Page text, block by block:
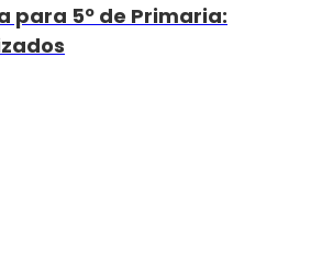
para 5º de Primaria: